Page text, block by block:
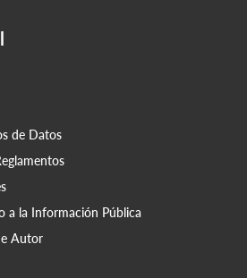
de Datos
a la Información Pública
Autor